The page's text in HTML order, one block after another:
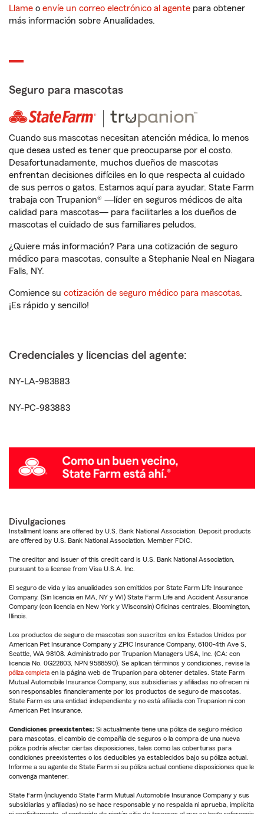
Llame o envíe un correo electrónico al agente para obtener
más información sobre Anualidades.
Seguro para mascotas
Cuando sus mascotas necesitan atención médica, lo menos
que desea usted es tener que preocuparse por el costo.
Desafortunadamente, muchos dueños de mascotas
enfrentan decisiones difíciles en lo que respecta al cuidado
de sus perros o gatos. Estamos aquí para ayudar. State Farm
trabaja con Trupanion® —líder en seguros médicos de alta
calidad para mascotas— para facilitarles a los dueños de
mascotas el cuidado de sus familiares peludos.
¿Quiere más información? Para una cotización de seguro
médico para mascotas, consulte a Stephanie Neal en Niagara
Falls, NY.
Comience su cotización de seguro médico para mascotas.
¡Es rápido y sencillo!
Credenciales y licencias del agente:
NY-LA-983883
NY-PC-983883
Divulgaciones
Installment loans are offered by U.S. Bank National Association. Deposit products
are offered by U.S. Bank National Association. Member FDIC.
The creditor and issuer of this credit card is U.S. Bank National Association,
pursuant to a license from Visa U.S.A. Inc.
El seguro de vida y las anualidades son emitidos por State Farm Life Insurance
Company. (Sin licencia en MA, NY y WI) State Farm Life and Accident Assurance
Company (con licencia en New York y Wisconsin) Oficinas centrales, Bloomington,
Illinois.
Los productos de seguro de mascotas son suscritos en los Estados Unidos por
American Pet Insurance Company y ZPIC Insurance Company, 6100-4th Ave S,
Seattle, WA 98108. Administrado por Trupanion Managers USA, Inc. (CA: con
licencia No. 0G22803, NPN 9588590). Se aplican términos y condiciones, revise la
póliza completa en la página web de Trupanion para obtener detalles. State Farm
Mutual Automobile Insurance Company, sus subsidiarias y afiliadas no ofrecen ni
son responsables financieramente por los productos de seguro de mascotas.
State Farm es una entidad independiente y no está afiliada con Trupanion ni con
American Pet Insurance.
Condiciones preexistentes: Si actualmente tiene una póliza de seguro médico
para mascotas, el cambio de compañía de seguros o la compra de una nueva
póliza podría afectar ciertas disposiciones, tales como las coberturas para
condiciones preexistentes o los deducibles ya establecidos bajo su póliza actual.
Informe a su agente de State Farm si su póliza actual contiene disposiciones que le
convenga mantener.
State Farm (incluyendo State Farm Mutual Automobile Insurance Company y sus
subsidiarias y afiliadas) no se hace responsable y no respalda ni aprueba, implícita